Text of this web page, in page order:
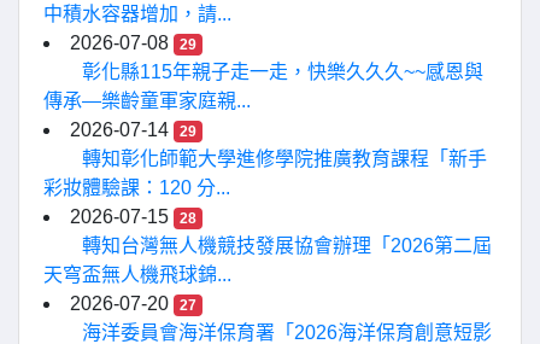
中積水容器增加，請...
2026-07-08
29
彰化縣115年親子走一走，快樂久久久~~感恩與
傳承—樂齡童軍家庭親...
2026-07-14
29
轉知彰化師範大學進修學院推廣教育課程「新手
彩妝體驗課：120 分...
2026-07-15
28
轉知台灣無人機競技發展協會辦理「2026第二屆
天穹盃無人機飛球錦...
2026-07-20
27
海洋委員會海洋保育署「2026海洋保育創意短影